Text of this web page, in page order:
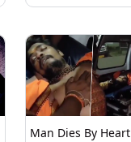
மாரடைப்பு; மூத்த
Man Dies By Heart